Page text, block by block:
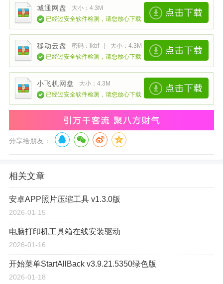
城通网盘
大小：4.3M
已经过安全软件检测，请您放心下载
移动云盘 密码：ikbf |
大小：4.3M
已经过安全软件检测，请您放心下载
小飞机网盘
大小：4.3M
已经过安全软件检测，请您放心下载
分享给朋友：
相关文章
安卓APP照片压缩工具 v1.3.0版
2026-01-15
电脑打印机工具箱在线安装驱动
2026-01-16
开始菜单StartAllBack v3.9.21.5350绿色版
2026-01-18